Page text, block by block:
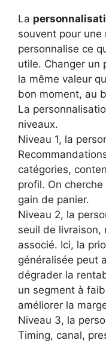
La
souvent pour une
personnalise ce
utile. Changer un
la même valeur
bon moment, au
La
niveaux.
Niveau 1, la
catégories,
profil. On
gain de panier.
Niveau 2, la
seuil de livraison,
associé. Ici, la
généralisée peut
dégrader la
un segment à
améliorer la
Niveau 3, la
Timing, canal,